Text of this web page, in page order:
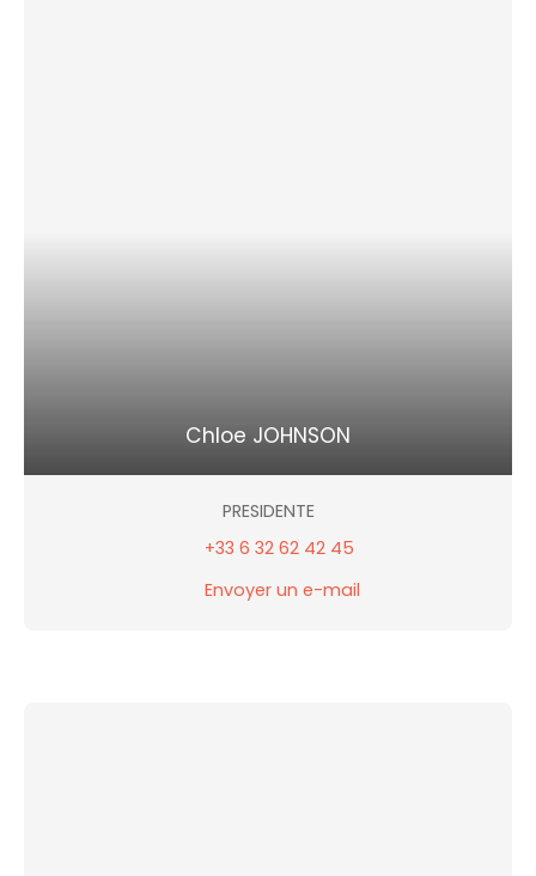
Chloe JOHNSON
PRESIDENTE
+33 6 32 62 42 45
Envoyer un e-mail